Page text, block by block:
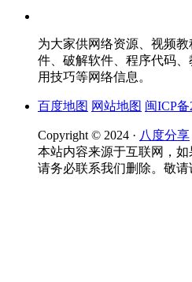
为大家供网络资源、视频
件、破解软件、程序代码
用技巧等网络信息。
百度地图 网站地图 闽ICP备
Copyright © 2024 · 八度分享
本站内容来源于互联网，如
请务必联系我们删除。敬请